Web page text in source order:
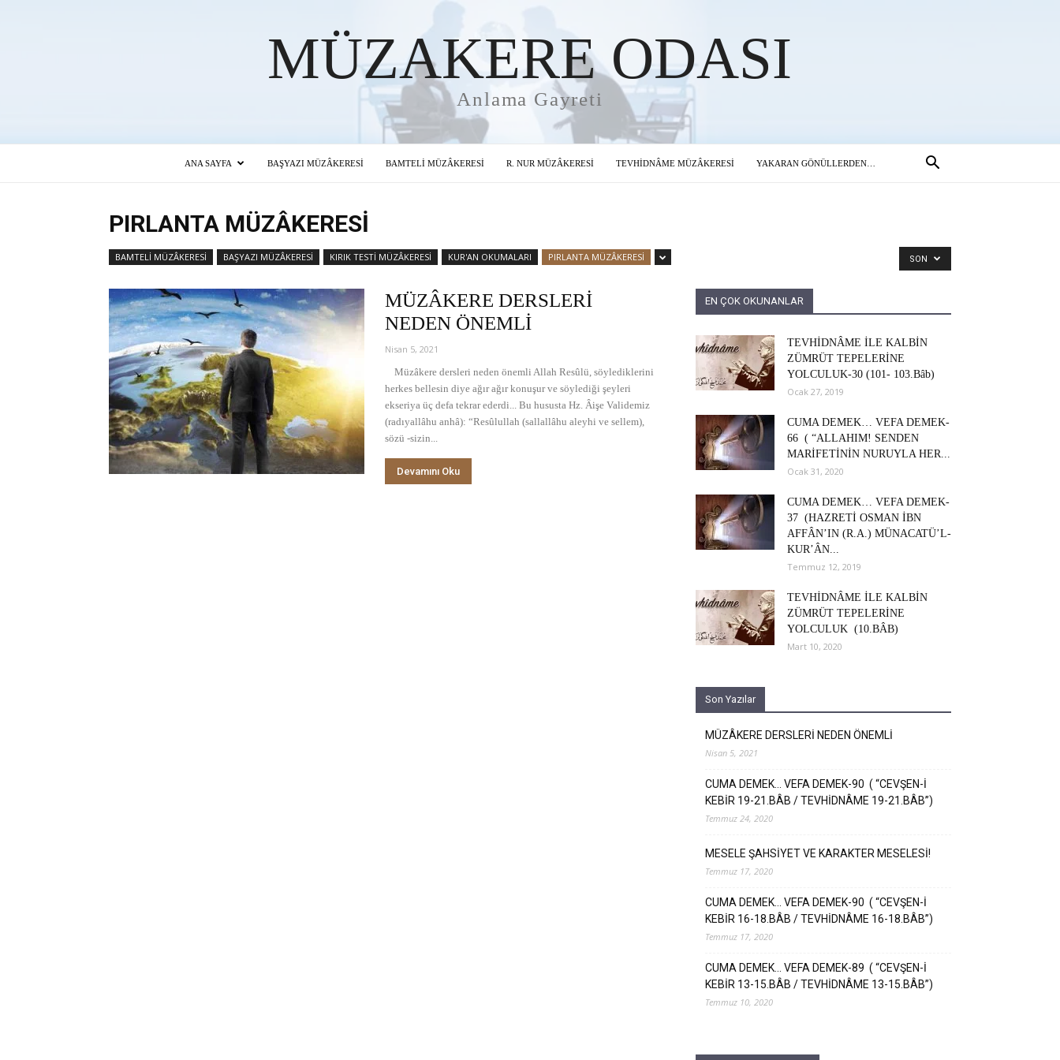
MÜZAKERE ODASI
Anlama Gayreti
ANA SAYFA BAŞYAZI MÜZÂKERESİ BAMTELİ MÜZÂKERESİ R. NUR MÜZÂKERESİ TEVHİDNÂME MÜZÂKERESİ YAKARAN GÖNÜLLERDEN…
PIRLANTA MÜZÂKERESİ
BAMTELİ MÜZÂKERESİ BAŞYAZI MÜZÂKERESİ KIRIK TESTİ MÜZÂKERESİ KUR'AN OKUMALARI PIRLANTA MÜZÂKERESİ SON
MÜZÂKERE DERSLERİ
NEDEN ÖNEMLİ
Nisan 5, 2021
Müzâkere dersleri neden önemli Allah Resûlü, söylediklerini
herkes bellesin diye ağır ağır konuşur ve söylediği şeyleri
ekseriya üç defa tekrar ederdi... Bu hususta Hz. Âişe Validemiz
(radıyallâhu anhâ): “Resûlullah (sallallâhu aleyhi ve sellem),
sözü -sizin...
Devamını Oku
EN ÇOK OKUNANLAR
TEVHİDNÂME İLE KALBİN
ZÜMRÜT TEPELERİNE
YOLCULUK-30 (101- 103.Bâb)
Ocak 27, 2019
CUMA DEMEK… VEFA DEMEK-
66 ( “ALLAHIM! SENDEN
MARİFETİNİN NURUYLA HER...
Ocak 31, 2020
CUMA DEMEK… VEFA DEMEK-
37 (HAZRETİ OSMAN İBN
AFFÂN’IN (R.A.) MÜNACATÜ’L-
KUR’ÂN...
Temmuz 12, 2019
TEVHİDNÂME İLE KALBİN
ZÜMRÜT TEPELERİNE
YOLCULUK (10.BÂB)
Mart 10, 2020
Son Yazılar
MÜZÂKERE DERSLERİ NEDEN ÖNEMLİ
Nisan 5, 2021
CUMA DEMEK… VEFA DEMEK-90 ( “CEVŞEN-İ
KEBİR 19-21.BÂB / TEVHİDNÂME 19-21.BÂB”)
Temmuz 24, 2020
MESELE ŞAHSİYET VE KARAKTER MESELESİ!
Temmuz 17, 2020
CUMA DEMEK… VEFA DEMEK-90 ( “CEVŞEN-İ
KEBİR 16-18.BÂB / TEVHİDNÂME 16-18.BÂB”)
Temmuz 17, 2020
CUMA DEMEK… VEFA DEMEK-89 ( “CEVŞEN-İ
KEBİR 13-15.BÂB / TEVHİDNÂME 13-15.BÂB”)
Temmuz 10, 2020